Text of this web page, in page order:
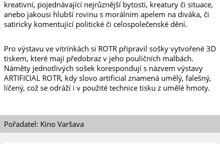
kreativní, pojednávající nejrůznější bytosti, kreatury či situace,
anebo jakousi hlubší rovinu s morálním apelem na diváka, či
satiricky komentující politické či celospolečenské dění.
Pro výstavu ve vitrínkách si ROTR připravil sošky vytvořené 3D
tiskem, které mají předobraz v jeho pouličních malbách.
Náměty jednotlivých sošek korespondují s názvem výstavy
ARTIFICIAL ROTR, kdy slovo artificial znamená umělý, falešný,
líčený, což se odráží i v použité technice tisku z umělé hmoty.
Pořadatel: Kino Varšava